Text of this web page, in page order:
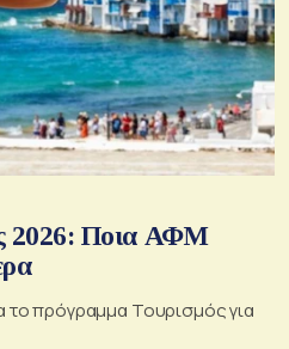
2026: Ποια ΑΦΜ
το πρόγραμμα Τουρισμός για